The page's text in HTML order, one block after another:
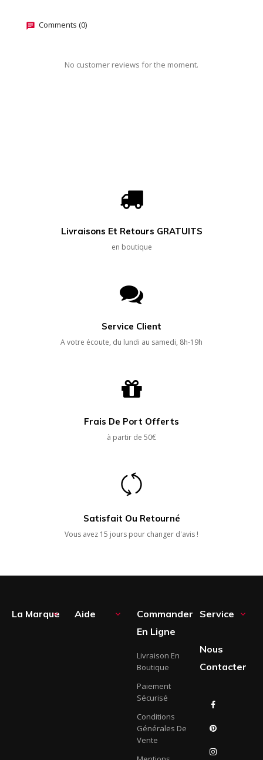
Comments (0)
No customer reviews for the moment.
Livraisons Et Retours GRATUITS
en boutique
Service Client
A votre écoute, du lundi au samedi, 8h-19h
Frais De Port Offerts
à partir de 50€
Satisfait Ou Retourné
Vous avez 15 jours pour changer d'avis !
La Marque
 Aide 
Commander
En Ligne
Livraison En
Boutique
Paiement
Sécurisé
Conditions
Générales De
Vente
Service 
Nous
Contacter